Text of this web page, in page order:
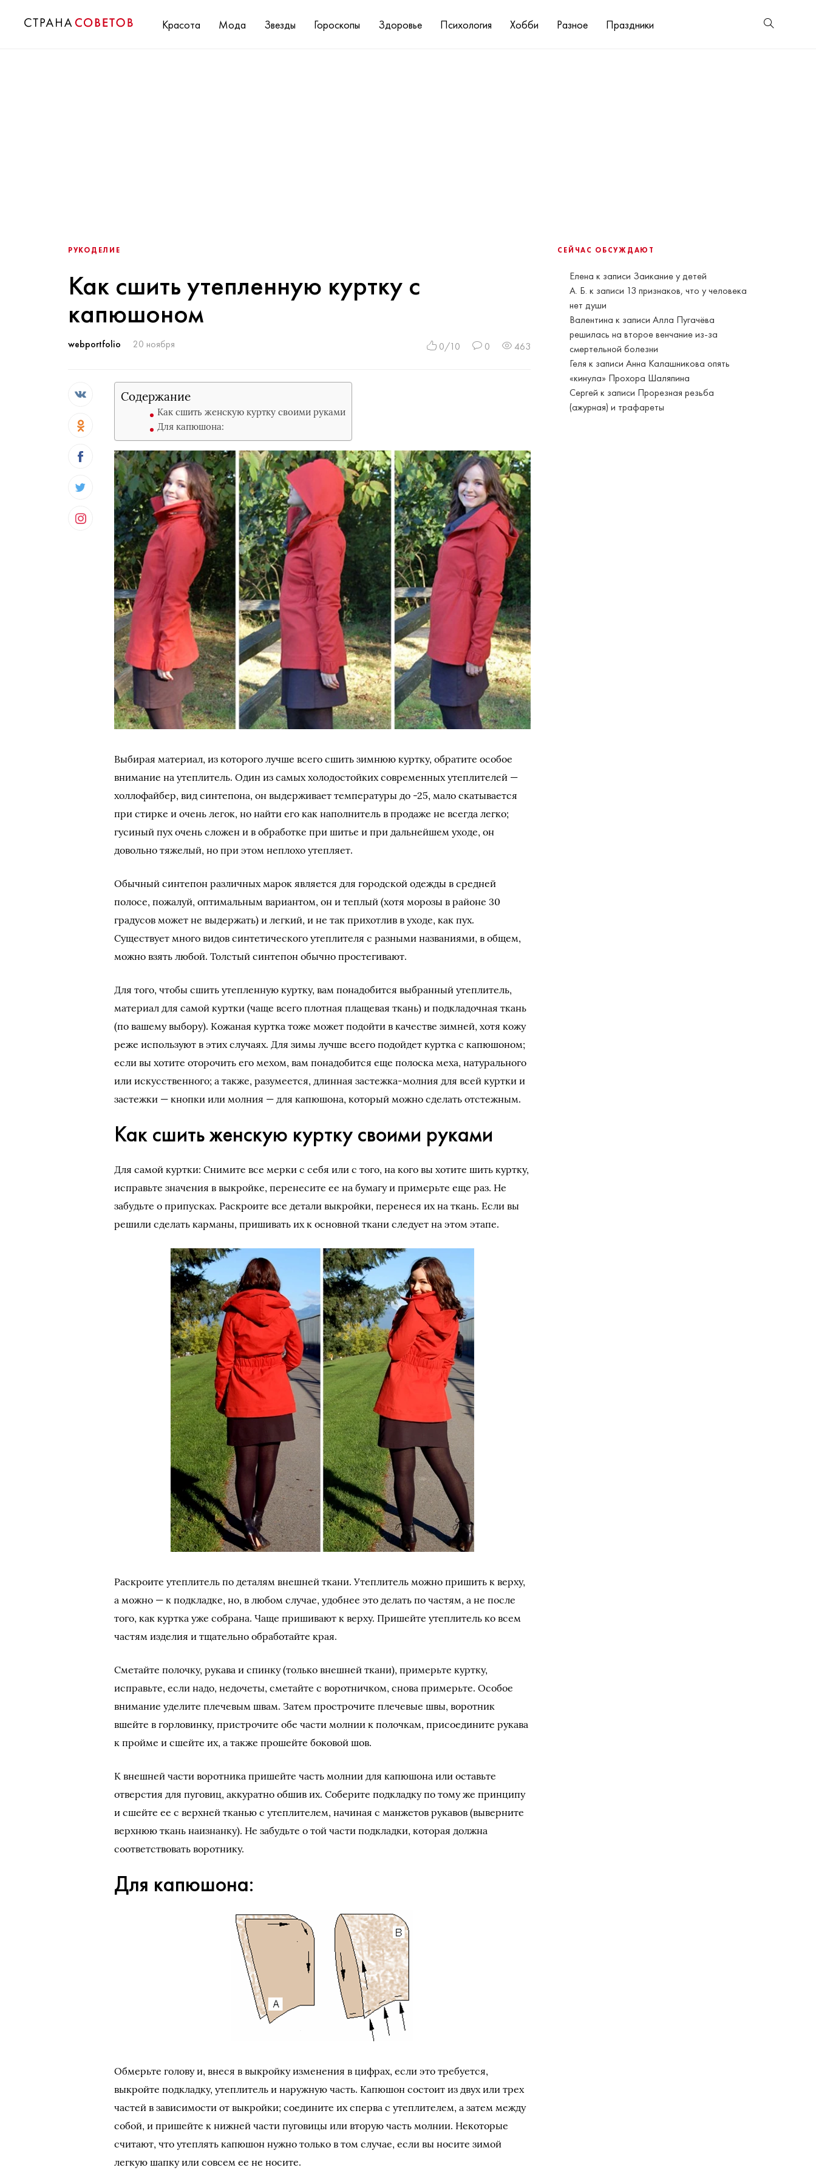
Красота Мода Звезды Гороскопы Здоровье Психология Хобби Разное Праздники
СЕЙЧАС ОБСУЖДАЮТ
Елена к записи Заикание у детей
А. Б. к записи 13 признаков, что у человека
нет души
Валентина к записиАлла Пугачёва
решилась на второе венчание из-за
смертельной болезни
Геля к записиАнна Калашникова опять
«кинула» Прохора Шаляпина
Сергей к записи Прорезная резьба
(ажурная) и трафареты
РУКОДЕЛИЕ
Как сшить утепленную куртку с
капюшоном
webportfolio 20 ноября 0/10 0 463
Содержание
Как сшить женскую куртку своими руками
Для капюшона:
Выбирая материал, из которого лучше всего сшить зимнюю куртку, обратите особое
внимание на утеплитель. Один из самых холодостойких современных утеплителей —
холлофайбер, вид синтепона, он выдерживает температуры до -25, мало скатывается
при стирке и очень легок, но найти его как наполнитель в продаже не всегда легко;
гусиный пух очень сложен и в обработке при шитье и при дальнейшем уходе, он
довольно тяжелый, но при этом неплохо утепляет.
Обычный синтепон различных марок является для городской одежды в средней
полосе, пожалуй, оптимальным вариантом, он и теплый (хотя морозы в районе 30
градусов может не выдержать) и легкий, и не так прихотлив в уходе, как пух.
Существует много видов синтетического утеплителя с разными названиями, в общем,
можно взять любой. Толстый синтепон обычно простегивают.
Для того, чтобы сшить утепленную куртку, вам понадобится выбранный утеплитель,
материал для самой куртки (чаще всего плотная плащевая ткань) и подкладочная ткань
(по вашему выбору). Кожаная куртка тоже может подойти в качестве зимней, хотя кожу
реже используют в этих случаях. Для зимы лучше всего подойдет куртка с капюшоном;
если вы хотите оторочить его мехом, вам понадобится еще полоска меха, натурального
или искусственного; а также, разумеется, длинная застежка-молния для всей куртки и
застежки — кнопки или молния — для капюшона, который можно сделать отстежным.
Как сшить женскую куртку своими руками
Для самой куртки: Снимите все мерки с себя или с того, на кого вы хотите шить куртку,
исправьте значения в выкройке, перенесите ее на бумагу и примерьте еще раз. Не
забудьте о припусках. Раскроите все детали выкройки, перенеся их на ткань. Если вы
решили сделать карманы, пришивать их к основной ткани следует на этом этапе.
Раскроите утеплитель по деталям внешней ткани. Утеплитель можно пришить к верху,
а можно — к подкладке, но, в любом случае, удобнее это делать по частям, а не после
того, как куртка уже собрана. Чаще пришивают к верху. Пришейте утеплитель ко всем
частям изделия и тщательно обработайте края.
Сметайте полочку, рукава и спинку (только внешней ткани), примерьте куртку,
исправьте, если надо, недочеты, сметайте с воротничком, снова примерьте. Особое
внимание уделите плечевым швам. Затем прострочите плечевые швы, воротник
вшейте в горловинку, пристрочите обе части молнии к полочкам, присоедините рукава
к пройме и сшейте их, а также прошейте боковой шов.
К внешней части воротника пришейте часть молнии для капюшона или оставьте
отверстия для пуговиц, аккуратно обшив их. Соберите подкладку по тому же принципу
и сшейте ее с верхней тканью с утеплителем, начиная с манжетов рукавов (выверните
верхнюю ткань наизнанку). Не забудьте о той части подкладки, которая должна
соответствовать воротнику.
Для капюшона:
Обмерьте голову и, внеся в выкройку изменения в цифрах, если это требуется,
выкройте подкладку, утеплитель и наружную часть. Капюшон состоит из двух или трех
частей в зависимости от выкройки; соедините их сперва с утеплителем, а затем между
собой, и пришейте к нижней части пуговицы или вторую часть молнии. Некоторые
считают, что утеплять капюшон нужно только в том случае, если вы носите зимой
легкую шапку или совсем ее не носите.